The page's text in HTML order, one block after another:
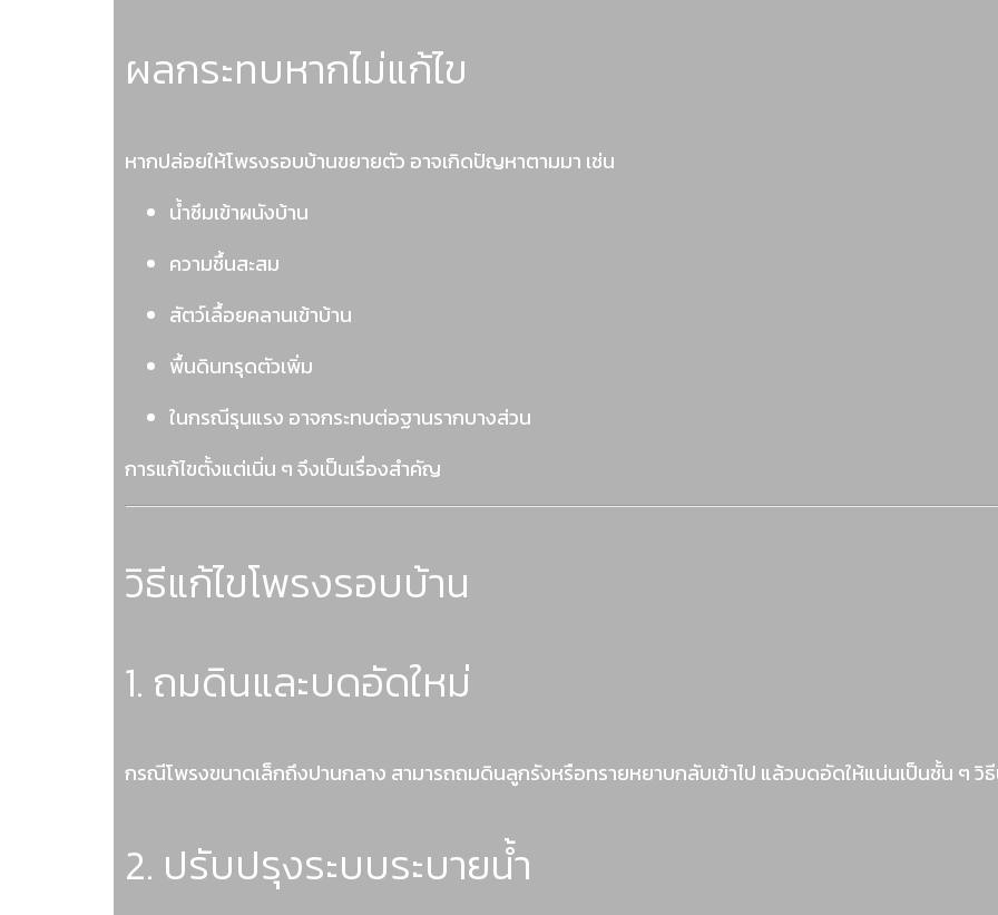
ผลกระทบหากไม่แก้ไข
หากปล่อยให้โพรงรอบบ้านขยายตัว อาจเกิดปัญหาตามมา เช่น
น้ำซึมเข้าผนังบ้าน
ความชื้นสะสม
สัตว์เลื้อยคลานเข้าบ้าน
พื้นดินทรุดตัวเพิ่ม
ในกรณีรุนแรง อาจกระทบต่อฐานรากบางส่วน
การแก้ไขตั้งแต่เนิ่น ๆ จึงเป็นเรื่องสำคัญ
วิธีแก้ไขโพรงรอบบ้าน
1. ถมดินและบดอัดใหม่
กรณีโพรงขนาดเล็กถึงปานกลาง สามารถถมดินลูกรังหรือทรายหยาบกลับเข้าไป แล้วบดอัดให้แน่นเป็นชั้น ๆ วิ
2. ปรับปรุงระบบระบายน้ำ